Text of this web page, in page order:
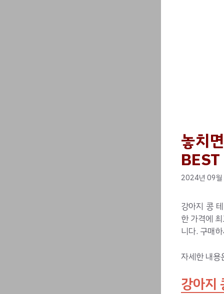
놓치
2024년 09
강아지 콩
한 가격에
니다. 구매
자세한 내용
강아지